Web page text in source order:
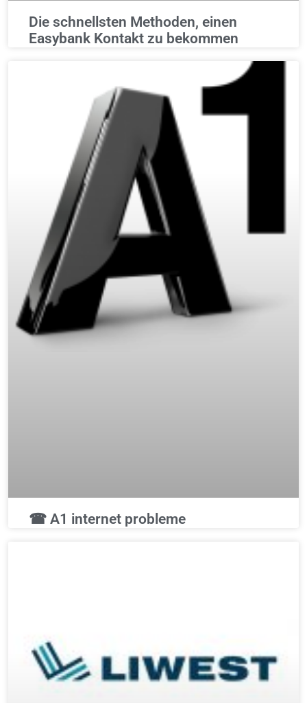
Die schnellsten Methoden, einen
Easybank Kontakt zu bekommen
☎ A1 internet probleme